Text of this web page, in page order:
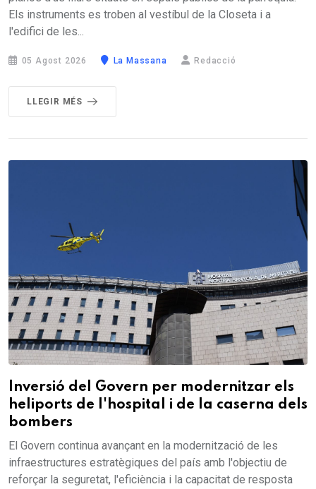
Els instruments es troben al vestíbul de la Closeta i a
l'edifici de les...
05 Agost 2026 La Massana Redacció
LLEGIR MÉS
Inversió del Govern per modernitzar els
heliports de l'hospital i de la caserna dels
bombers
El Govern continua avançant en la modernització de les
infraestructures estratègiques del país amb l'objectiu de
reforçar la seguretat, l'eficiència i la capacitat de resposta